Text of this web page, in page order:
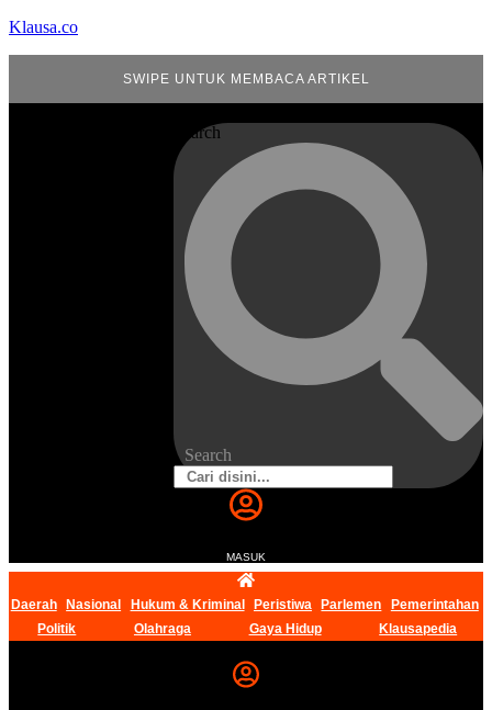
Klausa.co
SWIPE UNTUK MEMBACA ARTIKEL
Search
Search
MASUK
Daerah Nasional Hukum & Kriminal Peristiwa Parlemen
Pemerintahan
Politik
Olahraga Gaya Hidup Klausapedia